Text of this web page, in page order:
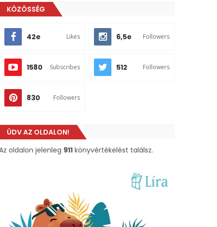
KÖZÖSSÉG
42e Likes 6,5e Followers
1580 Subscribes 512 Followers
830 Followers
ÜDV AZ OLDALON!
oldalon jelenleg 911 könyvértékelést találsz.